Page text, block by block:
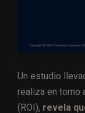
Un estudio
realiza en torno
(ROI), revela